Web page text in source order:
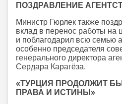
ПОЗДРАВЛЕНИЕ
Министр Гюрлек также
вклад в перенос работы
и поблагодарил всю семью
особенно председателя
генерального директора
Сердара Карагёза.
«ТУРЦИЯ ПРОДОЛЖИТ
ПРАВА И ИСТИНЫ»